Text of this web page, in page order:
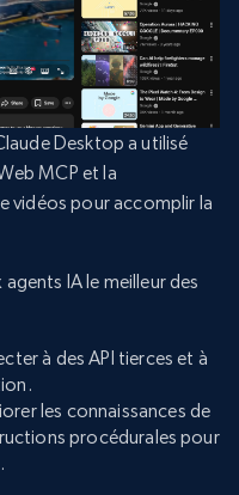
Desktop a utilisé
MCP et la
vidéos pour accomplir la
IA le meilleur des
à des API tierces et à
les connaissances de
procédurales pour